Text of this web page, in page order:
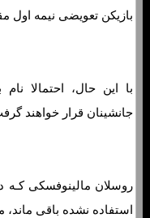
بازیکن تعویضی نیمه اول
با این حال، احتمالا
جانشینان قرار خواهند
روسلان مالینوفسکی کـه
استفاده نشده باقی ماند،